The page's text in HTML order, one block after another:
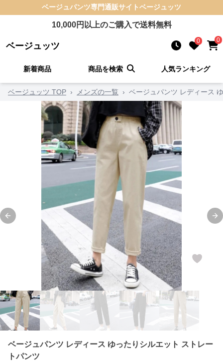
ベージュパンツ専門通販サイトベージュッツ
10,000円以上のご購入で送料無料
ベージュッツ 0 0
新着商品 商品を検索 人気ランキング
ベージュッツ TOP › メンズの一覧 › ベージュパンツ レディース
Previous slide
ベージュパンツ レディース ゆったりシルエット ストレー
トパンツ